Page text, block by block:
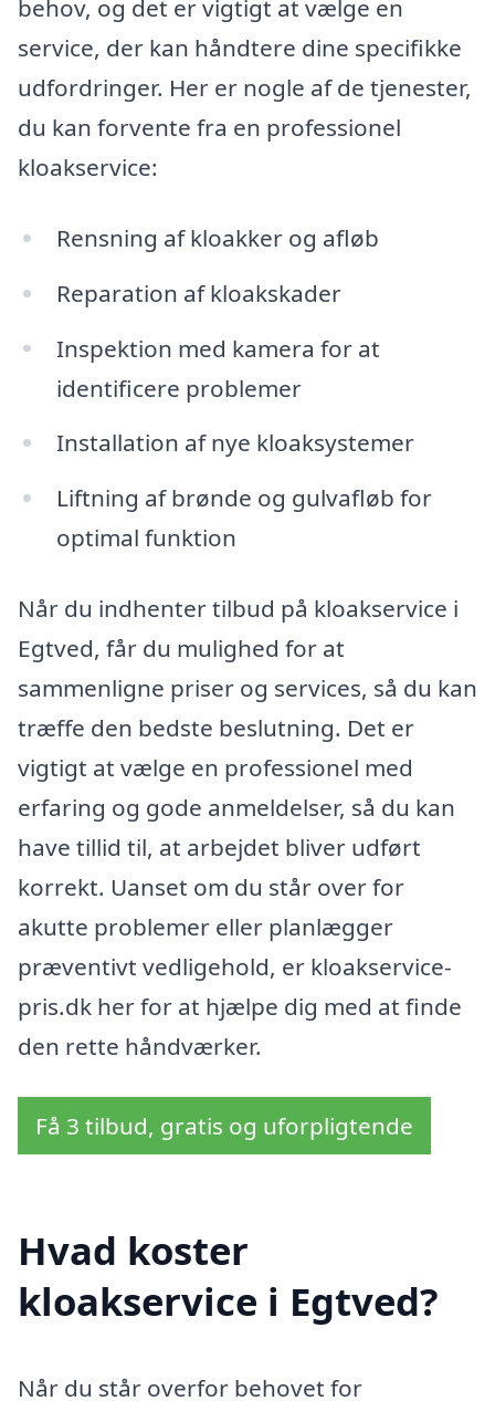
behov, og det er vigtigt at vælge en
service, der kan håndtere dine specifikke
udfordringer. Her er nogle af de tjenester,
du kan forvente fra en professionel
kloakservice:
Rensning af kloakker og afløb
Reparation af kloakskader
Inspektion med kamera for at
identificere problemer
Installation af nye kloaksystemer
Liftning af brønde og gulvafløb for
optimal funktion
Når du indhenter tilbud på kloakservice i
Egtved, får du mulighed for at
sammenligne priser og services, så du kan
træffe den bedste beslutning. Det er
vigtigt at vælge en professionel med
erfaring og gode anmeldelser, så du kan
have tillid til, at arbejdet bliver udført
korrekt. Uanset om du står over for
akutte problemer eller planlægger
præventivt vedligehold, er kloakservice-
pris.dk her for at hjælpe dig med at finde
den rette håndværker.
Få 3 tilbud, gratis og uforpligtende
Hvad koster
kloakservice i Egtved?
Når du står overfor behovet for